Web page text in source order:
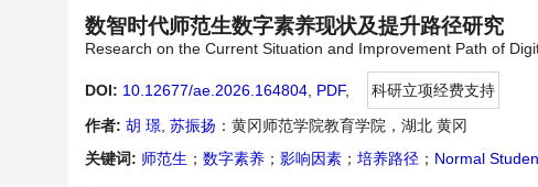
数智时代师范生数字素养现状及提升路径研究
Research on the Current Situation and Improvement Path of
DOI: 10.12677/ae.2026.164804 PDF,
科研立项经费支持
作者: 胡 璟 苏振扬 ：黄冈师范学院教育学院，湖北 黄冈
关键词: 师范生 ； 数字素养 ； 影响因素 ； 培养路径 ； Normal